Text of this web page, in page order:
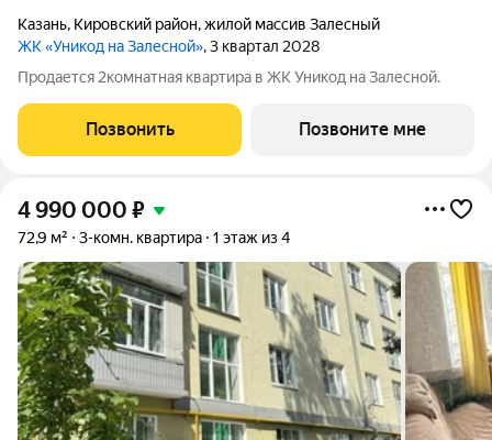
Казань, Кировский район,жилой массив Залесный
ЖК «Уникод на Залесной», 3 квартал 2028
Продается 2комнатная квартира в ЖК Уникод на Залесной.
Позвонить Позвоните мне
4 990 000 ₽
72,9 м² 3-комн. квартира 1 этаж из 4